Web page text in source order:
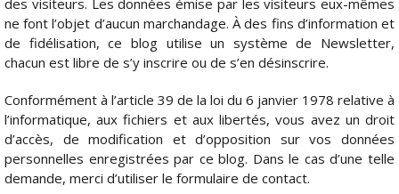
ne font l’objet d’aucun marchandage. À des fins d’information et
de fidélisation, ce blog utilise un système de Newsletter,
chacun est libre de s’y inscrire ou de s’en désinscrire.
Conformément à l’article 39 de la loi du 6 janvier 1978 relative à
l’informatique, aux fichiers et aux libertés, vous avez un droit
d’accès, de modification et d’opposition sur vos données
personnelles enregistrées par ce blog. Dans le cas d’une telle
demande, merci d’utiliser le formulaire de contact.